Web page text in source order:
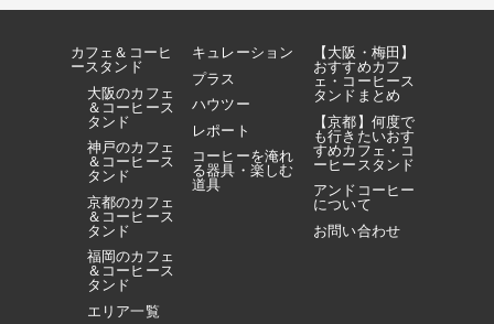
カフェ＆コーヒ
ースタンド
大阪のカフェ
＆コーヒース
タンド
神戸のカフェ
＆コーヒース
タンド
京都のカフェ
＆コーヒース
タンド
福岡のカフェ
＆コーヒース
タンド
エリア一覧
キュレーション
プラス
ハウツー
レポート
コーヒーを淹れ
る器具・楽しむ
道具
【大阪・梅田】
おすすめカフ
ェ・コーヒース
タンドまとめ
【京都】何度で
も行きたいおす
すめカフェ・コ
ーヒースタンド
アンドコーヒー
について
お問い合わせ